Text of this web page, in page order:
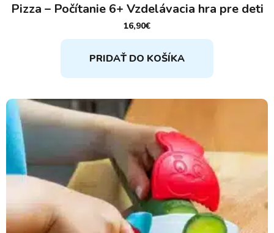
Pizza – Počítanie 6+ Vzdelávacia hra pre deti
16,90€
PRIDAŤ DO KOŠÍKA